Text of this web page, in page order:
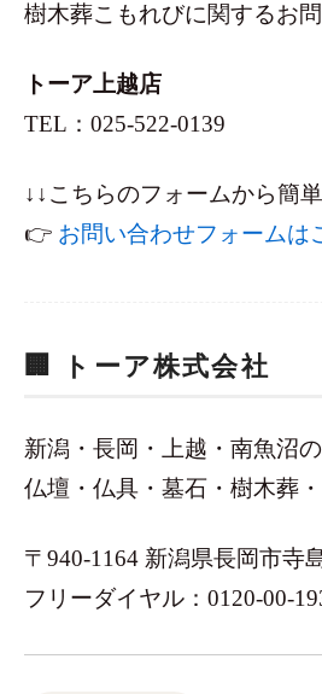
樹木葬こもれびに関するお
トーア上越店
TEL：025-522-0139
↓↓こちらのフォームから簡
👉 お問い合わせフォームは
🏢 トーア株式会社
新潟・長岡・上越・南魚沼の
仏壇・仏具・墓石・樹木葬
〒940-1164 新潟県長岡市寺
フリーダイヤル：0120-00-